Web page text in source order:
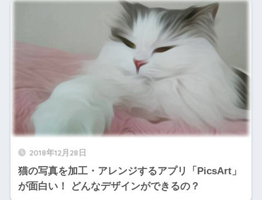
2018年12月28日
猫の写真を加工・アレンジするアプリ「PicsArt」
が面白い！ どんなデザインができるの？